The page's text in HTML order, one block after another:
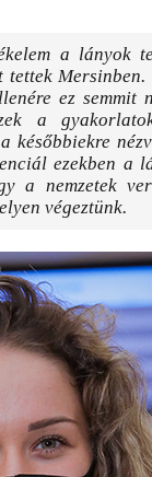
a lányok
Mersinben.
ez semmit
a
későbbiekre
ezekben a
a nemzetek
végeztünk.